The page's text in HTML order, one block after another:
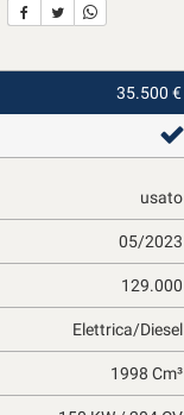
35.500 €
usato
05/2023
129.000
Elettrica/Diesel
1998 Cm³